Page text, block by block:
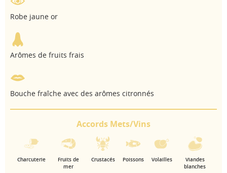
Robe jaune or
Arômes de fruits frais
Bouche fraîche avec des arômes citronnés
Accords Mets/Vins
Charcuterie
Fruits de
mer
Crustacés Poissons Volailles
Viandes
blanches